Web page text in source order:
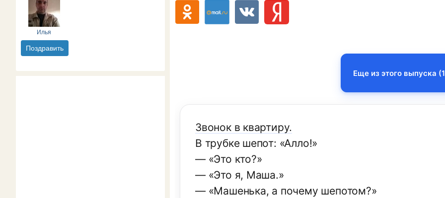
Илья
Поздравить
Еще из этого выпуска
Звонок в квартиру.
В трубке шепот: «Алло!»
— «Это кто?»
— «Это я, Маша.»
— «Машенька, а почему шепотом?»